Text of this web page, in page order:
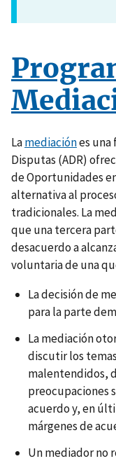
Lamediaciónes una
Disputas (ADR)
de Oportunidades
alternativa al
tradicionales. La
que una tercera
desacuerdo a
voluntaria de una
La decisión de
para la parte
La mediación
discutir los
malentendidos,
preocupaciones
acuerdo y, en
márgenes de
Un mediador no